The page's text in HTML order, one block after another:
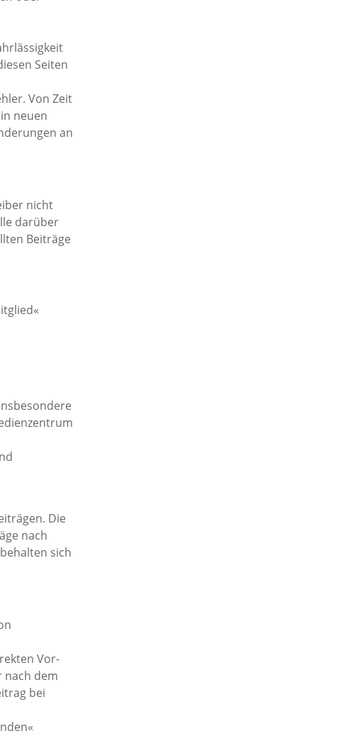
Seiten
Von Zeit
neuen
an
nicht
darüber
Beiträge
Die
nach
sich
Vor-
nach dem
bei